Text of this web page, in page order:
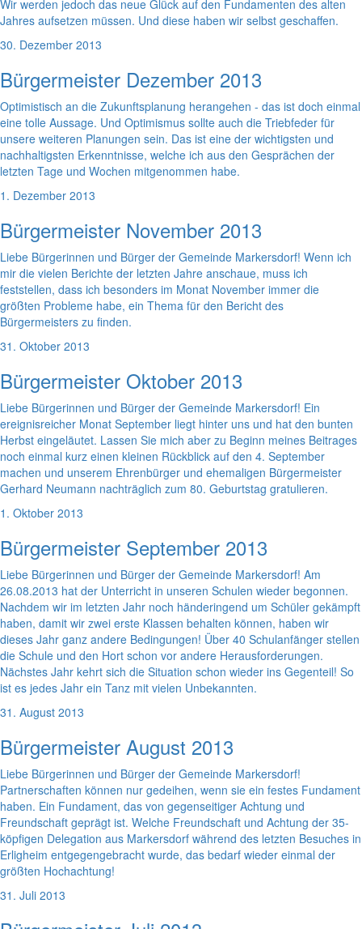
Wir werden jedoch das neue Glück auf den Fundamenten des alten
Jahres aufsetzen müssen. Und diese haben wir selbst geschaffen.
30. Dezember 2013
Bürgermeister Dezember 2013
Optimistisch an die Zukunftsplanung herangehen - das ist doch einmal
eine tolle Aussage. Und Optimismus sollte auch die Triebfeder für
unsere weiteren Planungen sein. Das ist eine der wichtigsten und
nachhaltigsten Erkenntnisse, welche ich aus den Gesprächen der
letzten Tage und Wochen mitgenommen habe.
1. Dezember 2013
Bürgermeister November 2013
Liebe Bürgerinnen und Bürger der Gemeinde Markersdorf! Wenn ich
mir die vielen Berichte der letzten Jahre anschaue, muss ich
feststellen, dass ich besonders im Monat November immer die
größten Probleme habe, ein Thema für den Bericht des
Bürgermeisters zu finden.
31. Oktober 2013
Bürgermeister Oktober 2013
Liebe Bürgerinnen und Bürger der Gemeinde Markersdorf! Ein
ereignisreicher Monat September liegt hinter uns und hat den bunten
Herbst eingeläutet. Lassen Sie mich aber zu Beginn meines Beitrages
noch einmal kurz einen kleinen Rückblick auf den 4. September
machen und unserem Ehrenbürger und ehemaligen Bürgermeister
Gerhard Neumann nachträglich zum 80. Geburtstag gratulieren.
1. Oktober 2013
Bürgermeister September 2013
Liebe Bürgerinnen und Bürger der Gemeinde Markersdorf! Am
26.08.2013 hat der Unterricht in unseren Schulen wieder begonnen.
Nachdem wir im letzten Jahr noch händeringend um Schüler gekämpft
haben, damit wir zwei erste Klassen behalten können, haben wir
dieses Jahr ganz andere Bedingungen! Über 40 Schulanfänger stellen
die Schule und den Hort schon vor andere Herausforderungen.
Nächstes Jahr kehrt sich die Situation schon wieder ins Gegenteil! So
ist es jedes Jahr ein Tanz mit vielen Unbekannten.
31. August 2013
Bürgermeister August 2013
Liebe Bürgerinnen und Bürger der Gemeinde Markersdorf!
Partnerschaften können nur gedeihen, wenn sie ein festes Fundament
haben. Ein Fundament, das von gegenseitiger Achtung und
Freundschaft geprägt ist. Welche Freundschaft und Achtung der 35-
köpfigen Delegation aus Markersdorf während des letzten Besuches in
Erligheim entgegengebracht wurde, das bedarf wieder einmal der
größten Hochachtung!
31. Juli 2013